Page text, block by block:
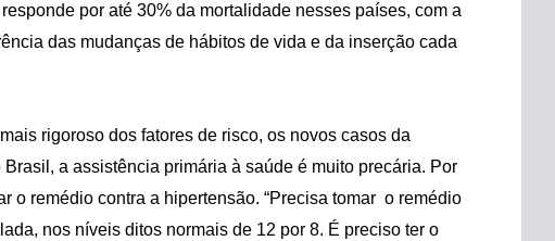
por até 30% da mortalidade nesses países, com a
das mudanças de hábitos de vida e da inserção cada
rigoroso dos fatores de risco, os novos casos da
a assistência primária à saúde é muito precária. Por
o remédio contra a hipertensão. “Precisa tomar o remédio
nos níveis ditos normais de 12 por 8. É preciso ter o
do
resolução
à
CRF-AL renova parceria com
CRF-SP e garante continuidade
do acesso gratuito à Academia
Virtual de Farmácia